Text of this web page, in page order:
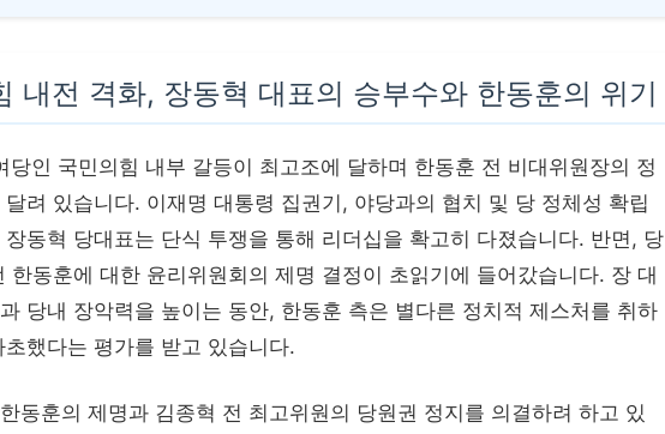
내전 격화, 장동혁 대표의 승부수와 한동훈의 위기
당인 국민의힘 내부 갈등이 최고조에 달하며 한동훈 전 비대위원장의 정
려 있습니다. 이재명 대통령 집권기, 야당과의 협치 및 당 정체성 확립
동혁 당대표는 단식 투쟁을 통해 리더십을 확고히 다졌습니다. 반면, 당
한동훈에 대한 윤리위원회의 제명 결정이 초읽기에 들어갔습니다. 장 대
당내 장악력을 높이는 동안, 한동훈 측은 별다른 정치적 제스처를 취하
했다는 평가를 받고 있습니다.
동훈의 제명과 김종혁 전 최고위원의 당원권 정지를 의결하려 하고 있